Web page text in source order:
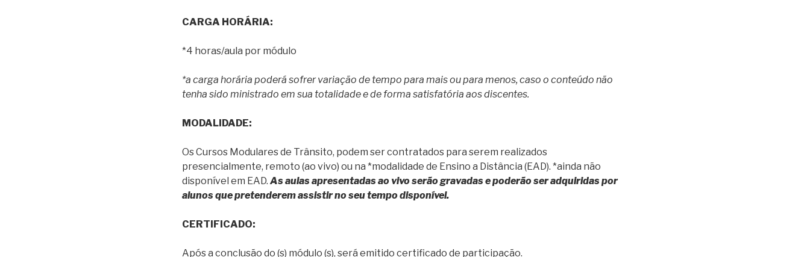
CARGA HORÁRIA:
*4 horas/aula por módulo
*a carga horária poderá sofrer variação de tempo para mais ou para menos, caso o conteúdo não
tenha sido ministrado em sua totalidade e de forma satisfatória aos discentes.
MODALIDADE:
Os Cursos Modulares de Trânsito, podem ser contratados para serem realizados
presencialmente, remoto (ao vivo) ou na *modalidade de Ensino a Distância (EAD). *ainda não
disponível em EAD. As aulas apresentadas ao vivo serão gravadas e poderão ser adquiridas por
alunos que pretenderem assistir no seu tempo disponível.
CERTIFICADO:
Após a conclusão do (s) módulo (s), será emitido certificado de participação.